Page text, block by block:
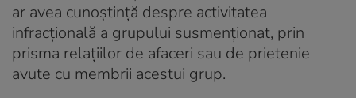
ar avea cunoştinţă despre activitatea
infracţională a grupului susmenţionat, prin
prisma relaţiilor de afaceri sau de prietenie
avute cu membrii acestui grup.